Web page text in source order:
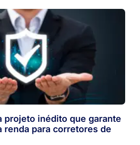
projeto inédito que garante
renda para corretores de